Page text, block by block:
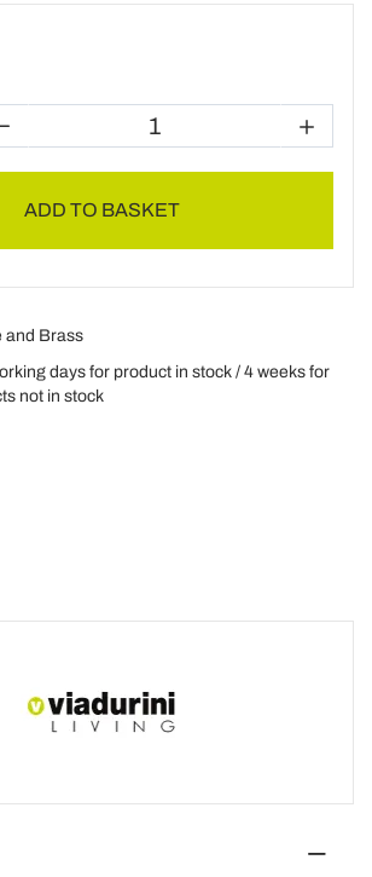
ADD TO BASKET
and Brass
days for product in stock / 4 weeks for
not in stock